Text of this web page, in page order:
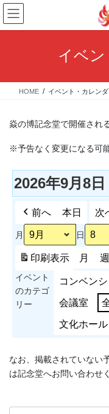
コ
ン
テ
ス
ナ
ビ
ゲ
ン
イベ
HOME イベント・カレンダ
焱の博記念堂で開催され
※予告なく変更になる可
2026年9月8日
前へ 本日 次
月 日
印刷表示 月 週
イベント
のカテゴ
リー
コンベン
会議室
文化ホール
なお、掲載されていない
は記念堂へお問い合わせ